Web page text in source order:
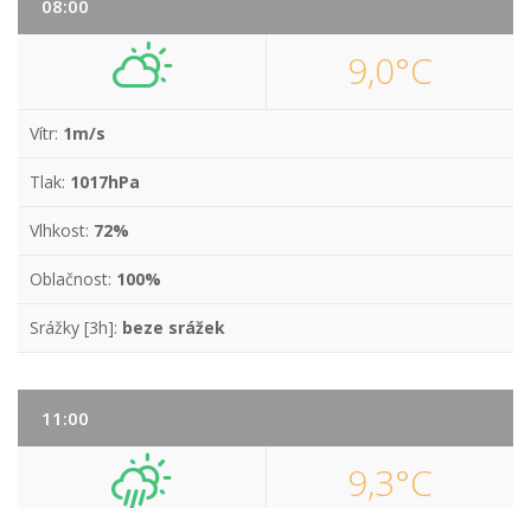
08:00
9,0°C
Vítr: 1m/s
Tlak: 1017hPa
Vlhkost: 72%
Oblačnost: 100%
Srážky [3h]: beze srážek
11:00
9,3°C